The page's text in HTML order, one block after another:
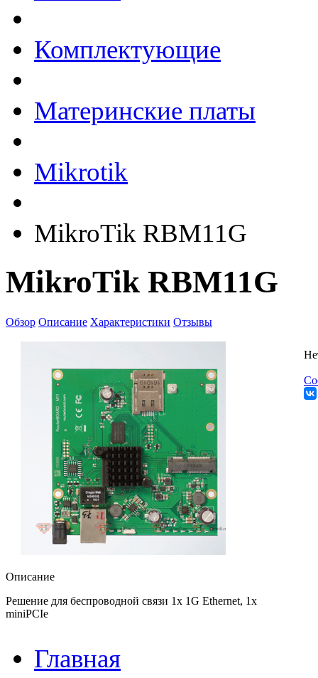
Комплектующие
Материнские платы
Mikrotik
MikroTik RBM11G
MikroTik RBM11G
Обзор Описание Характеристики Отзывы
Описание
Решение для беспроводной связи 1х 1G Ethernet, 1x
miniPCIe
Главная